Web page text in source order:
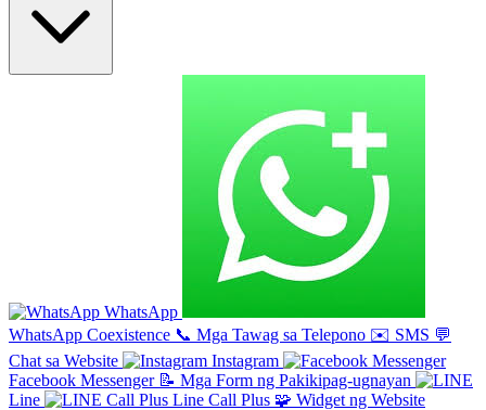
WhatsApp
WhatsApp Coexistence 📞 Mga Tawag sa Telepono ✉️ SMS 💬
Chat sa Website
Instagram
Facebook Messenger 📝 Mga Form ng Pakikipag-ugnayan
Line
Line Call Plus 🧩 Widget ng Website